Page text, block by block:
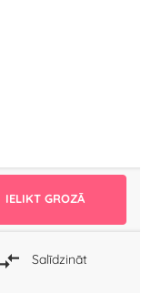
IELIKT GROZĀ
Salīdzināt